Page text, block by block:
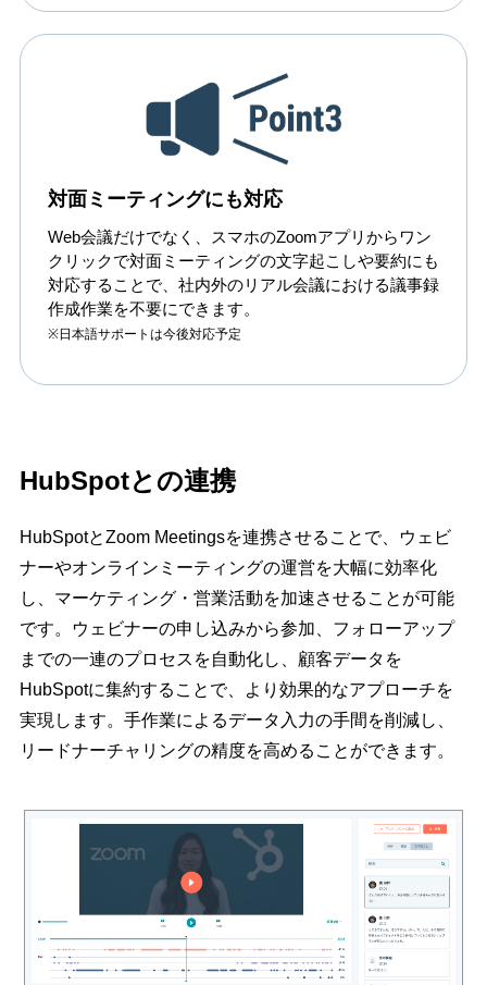
対面ミーティングにも対応
Web会議だけでなく、スマホのZoomアプリからワン
クリックで対面ミーティングの文字起こしや要約にも
対応することで、社内外のリアル会議における議事録
作成作業を不要にできます。
※日本語サポートは今後対応予定
HubSpotとの連携
HubSpotとZoom Meetingsを連携させることで、ウェビ
ナーやオンラインミーティングの運営を大幅に効率化
し、マーケティング・営業活動を加速させることが可能
です。ウェビナーの申し込みから参加、フォローアップ
までの一連のプロセスを自動化し、顧客データを
HubSpotに集約することで、より効果的なアプローチを
実現します。手作業によるデータ入力の手間を削減し、
リードナーチャリングの精度を高めることができます。